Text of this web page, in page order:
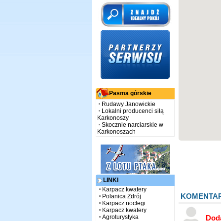
Pasma górskie
Rudawy Janowickie
Lokalni producenci siłą
Karkonoszy
Skocznie narciarskie w
Karkonoszach
LINKI
Karpacz kwatery
Polanica Zdrój
Karpacz noclegi
Karpacz kwatery
Agroturystyka